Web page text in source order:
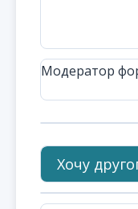
Модератор
Хочу